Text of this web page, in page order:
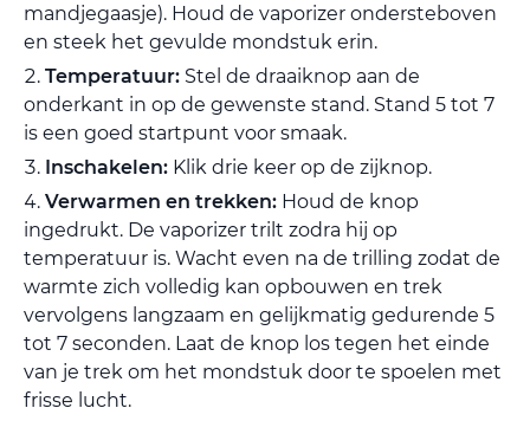
mandjegaasje). Houd de vaporizer ondersteboven
en steek het gevulde mondstuk erin.
Temperatuur: Stel de draaiknop aan de
onderkant in op de gewenste stand. Stand 5 tot 7
is een goed startpunt voor smaak.
Inschakelen: Klik drie keer op de zijknop.
Verwarmen en trekken: Houd de knop
ingedrukt. De vaporizer trilt zodra hij op
temperatuur is. Wacht even na de trilling zodat de
warmte zich volledig kan opbouwen en trek
vervolgens langzaam en gelijkmatig gedurende 5
tot 7 seconden. Laat de knop los tegen het einde
van je trek om het mondstuk door te spoelen met
frisse lucht.